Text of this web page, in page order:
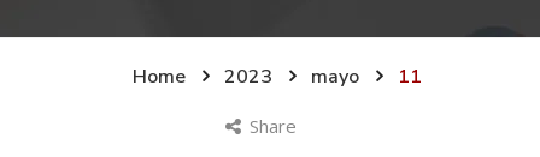
Home 2023 mayo 11
Share